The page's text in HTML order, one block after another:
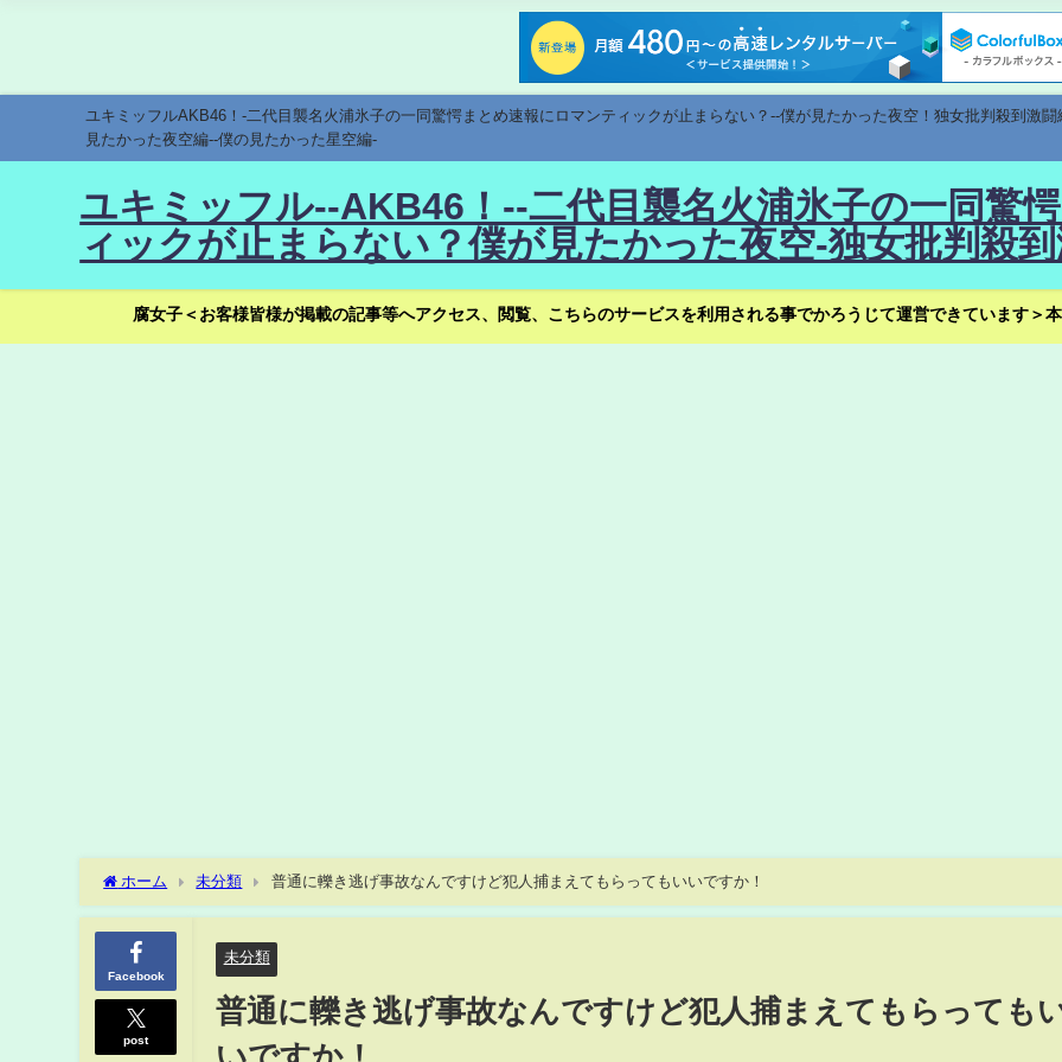
ユキミッフルAKB46！-二代目襲名火浦氷子の一同驚愕まとめ速報にロマンティックが止まらない？--僕が見たかった夜空！独女批判殺到激
見たかった夜空編--僕の見たかった星空編-
ユキミッフル--AKB46！--二代目襲名火浦氷子の一同驚
ィックが止まらない？僕が見たかった夜空-独女批判殺
腐女子＜お客様皆様が掲載の記事等へアクセス、閲覧、こちらのサービスを利用される事でかろうじて運営できています＞
ホーム 未分類 普通に轢き逃げ事故なんですけど犯人捕まえてもらってもいいですか！
Facebook
post
未分類
普通に轢き逃げ事故なんですけど犯人捕まえてもらっても
いですか！